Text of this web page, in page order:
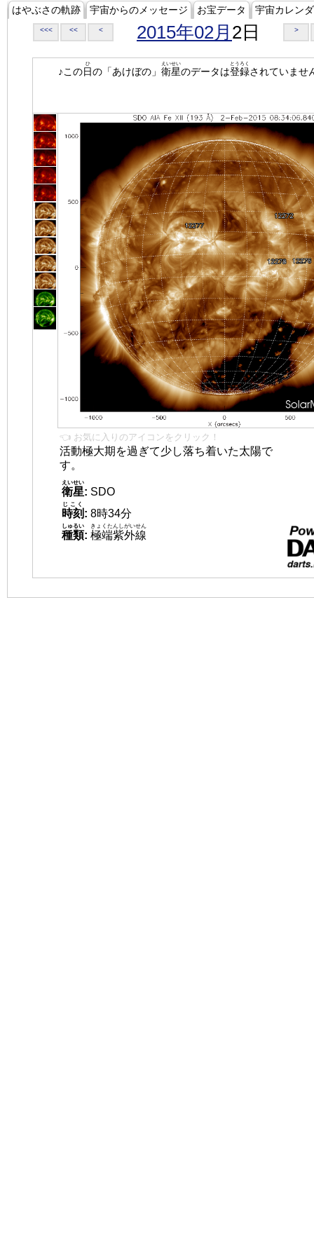
はやぶさの軌跡 宇宙からのメッセージ お宝データ 宇宙カレン
<<< << < 2015年02月 2日 >
♪この日
ひ
の「あけぼの」 衛星
えいせい
のデータは登録
とうろく
されていませ
👈 お気に入りのアイコンをクリック！
活動極大期を過ぎて少し落ち着いた太陽で
す。
衛星
えいせい
: SDO
時刻
じこく
: 8時34分
種類
しゅるい
: 極端紫外線
きょくたんしがいせん